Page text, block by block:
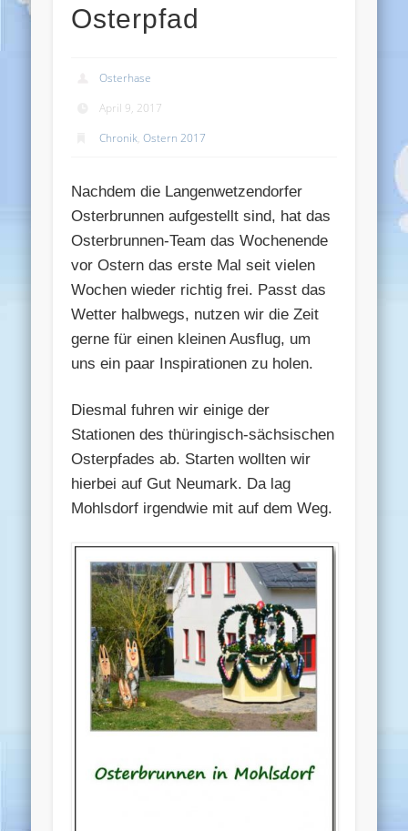
Osterpfad
Osterhase
April 9, 2017
Chronik,Ostern 2017
Nachdem die Langenwetzendorfer
Osterbrunnen aufgestellt sind, hat das
Osterbrunnen-Team das Wochenende
vor Ostern das erste Mal seit vielen
Wochen wieder richtig frei. Passt das
Wetter halbwegs, nutzen wir die Zeit
gerne für einen kleinen Ausflug, um
uns ein paar Inspirationen zu holen.
Diesmal fuhren wir einige der
Stationen des thüringisch-sächsischen
Osterpfades ab. Starten wollten wir
hierbei auf Gut Neumark. Da lag
Mohlsdorf irgendwie mit auf dem Weg.